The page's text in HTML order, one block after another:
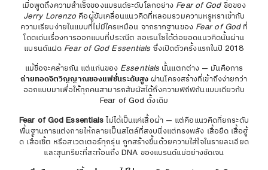
เมื่อพูดถึงความสำเร็จของแบรนด์ระดับโลกอย่าง Fear of Godชื่อของ
Jerry Lorenzo คือผู้ขับเคลื่อนแนวคิดที่หลอมรวมความหรูหราเข้ากับ
ความเรียบง่ายในแบบที่ไม่มีใครเหมือน จากรากฐานของ Fear of Godที่
โดดเด่นเรื่องการออกแบบที่ประณีต ลอเรนโซได้ต่อยอดแนวคิดนั้นผ่าน
แบรนด์แฝด Fear of God Essentials ซึ่งเปิดตัวครั้งแรกในปี 2018
แม้ชื่อจะคล้ายกัน แต่แก่นของ Essentials นั้นแตกต่าง — มันคือการ
ถ่ายทอดจิตวิญญาณของแฟชั่นระดับสูง ผ่านโครงสร้างที่เข้าถึงง่ายกว่า
ออกแบบมาเพื่อให้ทุกคนสามารถสัมผัสได้ถึงความพิถีพิถันแบบเดียวกับ
Fear of God ดั้งเดิม
Fear of God Essentials ไม่ได้เป็นแค่เสื้อผ้า — แต่คือแนวคิดที่ยกระดับ
พื้นฐานการแต่งกายให้กลายเป็นสไตล์ที่สงบนิ่งแต่ทรงพลัง เสื้อยืด เสื้อฮู้
ด เสื้อเชิ้ต หรือสเวตเตอร์ทุกรุ่น ถูกสร้างขึ้นด้วยความใส่ใจในรายละเอียด
และสุนทรียะที่สะท้อนถึง DNA ของแบรนด์แม่อย่างชัดเจน